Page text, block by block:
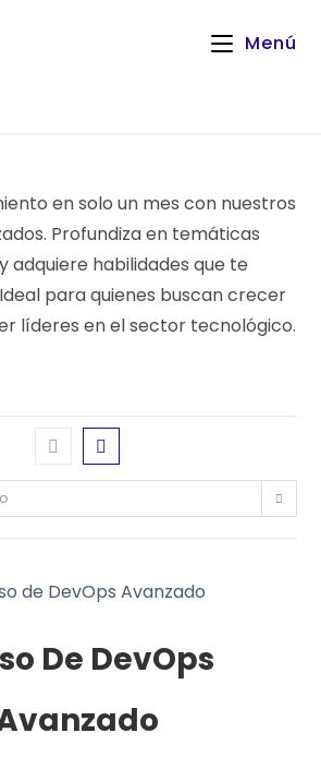
Menú
en solo un mes con nuestros
Profundiza en temáticas
adquiere habilidades que te
para quienes buscan crecer
líderes en el sector tecnológico.
De DevOps